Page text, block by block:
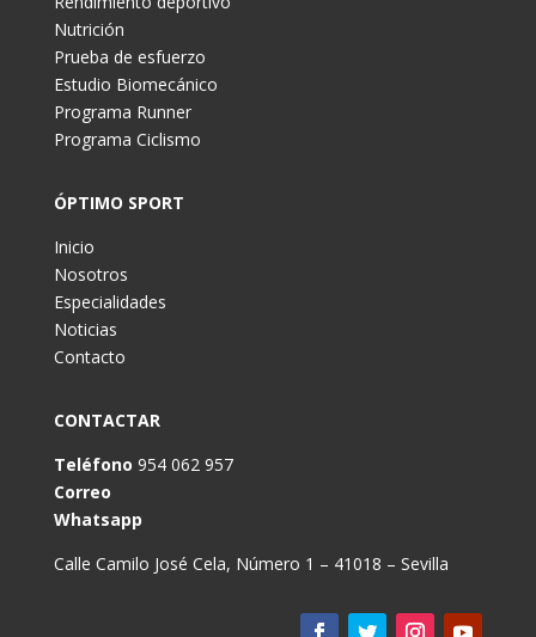
Nutrición
Prueba de esfuerzo
Estudio Biomecánico
Programa Runner
Programa Ciclismo
ÓPTIMO SPORT
Inicio
Nosotros
Especialidades
Noticias
Contacto
CONTACTAR
Teléfono 954 062 957
Correo
Whatsapp
Calle Camilo José Cela, Número 1 – 41018 – Sevilla